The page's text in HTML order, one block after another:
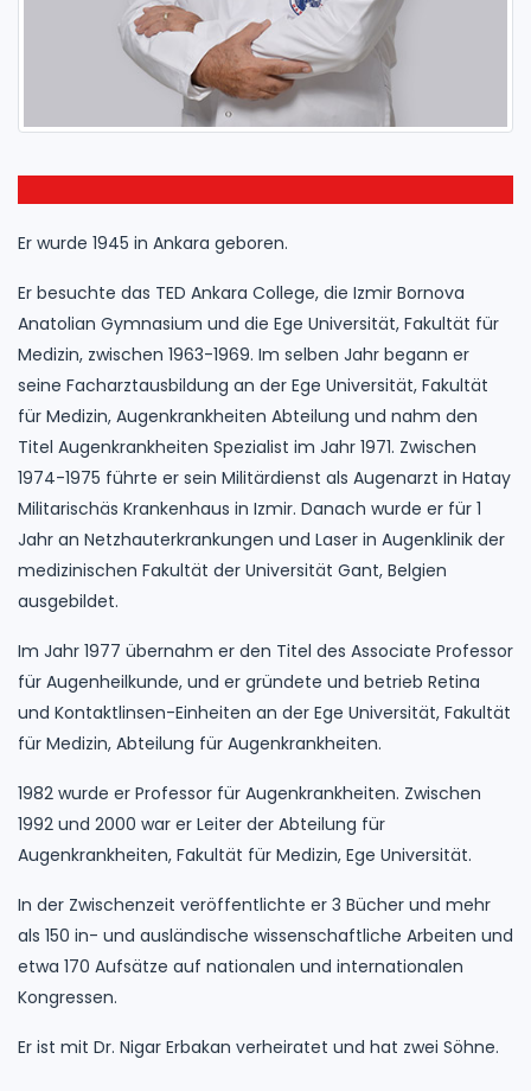
Er wurde 1945 in Ankara geboren.
Er besuchte das TED Ankara College, die Izmir Bornova
Anatolian Gymnasium und die Ege Universität, Fakultät für
Medizin, zwischen 1963-1969. Im selben Jahr begann er
seine Facharztausbildung an der Ege Universität, Fakultät
für Medizin, Augenkrankheiten Abteilung und nahm den
Titel Augenkrankheiten Spezialist im Jahr 1971. Zwischen
1974-1975 führte er sein Militärdienst als Augenarzt in Hatay
Militarischäs Krankenhaus in Izmir. Danach wurde er für 1
Jahr an Netzhauterkrankungen und Laser in Augenklinik der
medizinischen Fakultät der Universität Gant, Belgien
ausgebildet.
Im Jahr 1977 übernahm er den Titel des Associate Professor
für Augenheilkunde, und er gründete und betrieb Retina
und Kontaktlinsen-Einheiten an der Ege Universität, Fakultät
für Medizin, Abteilung für Augenkrankheiten.
1982 wurde er Professor für Augenkrankheiten. Zwischen
1992 und 2000 war er Leiter der Abteilung für
Augenkrankheiten, Fakultät für Medizin, Ege Universität.
In der Zwischenzeit veröffentlichte er 3 Bücher und mehr
als 150 in- und ausländische wissenschaftliche Arbeiten und
etwa 170 Aufsätze auf nationalen und internationalen
Kongressen.
Er ist mit Dr. Nigar Erbakan verheiratet und hat zwei Söhne.